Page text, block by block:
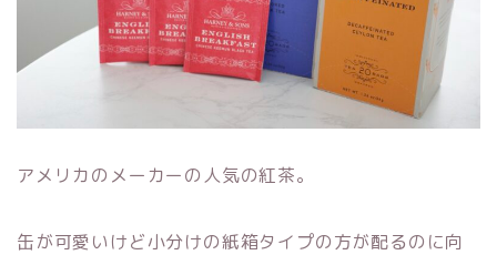
アメリカのメーカーの人気の紅茶。
缶が可愛いけど小分けの紙箱タイプの方が配るのに向